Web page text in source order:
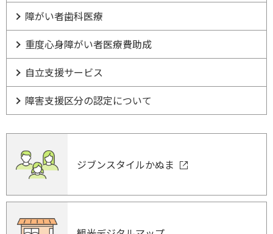
障がい者歯科医療
重度心身障がい者医療費助成
自立支援サービス
障害支援区分の認定について
ジブンスタイルかぬま